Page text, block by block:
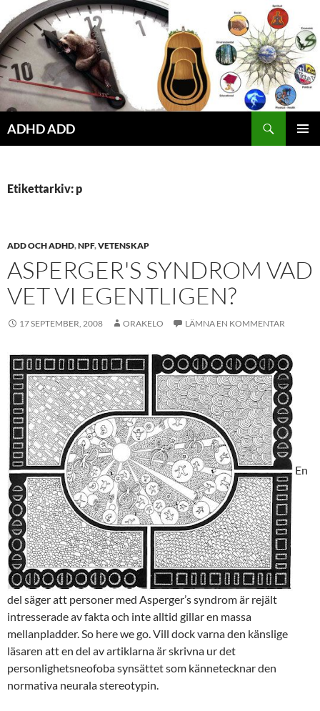
Hoppa
till
innehåll
ADHD ADD
Etikettarkiv: p
ADD OCH ADHD,NPF,VETENSKAP
ASPERGER'S SYNDROM VAD
VET VI EGENTLIGEN?
17 SEPTEMBER, 2008 ORAKELO LÄMNA EN KOMMENTAR
En
del säger att personer med Asperger’s syndrom är rejält
intresserade av fakta och inte alltid gillar en massa
mellanpladder. So here we go. Vill dock varna den känslige
läsaren att en del av artiklarna är skrivna ur det
personlighetsneofoba synsättet som kännetecknar den
normativa neurala stereotypin.